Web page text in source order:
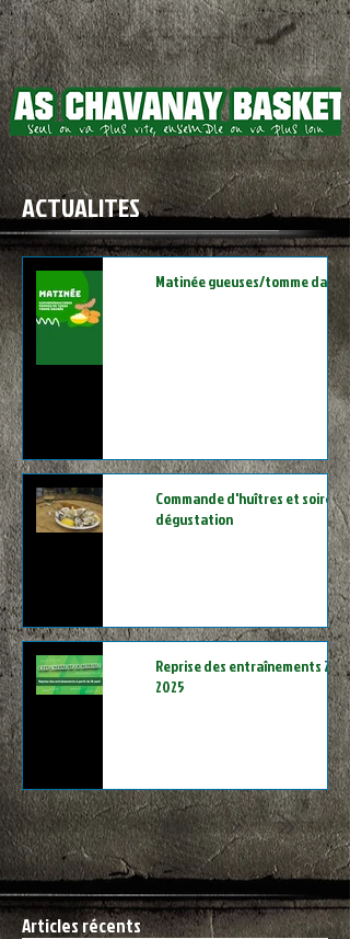
ACTUALITES
Matinée gueuses/tomme daubée
Commande d'huîtres et soirée
dégustation
Reprise des entraînements 2024-
2025
/ 24
Articles récents